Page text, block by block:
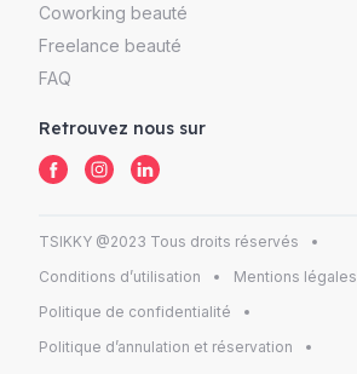
Coworking beauté
Freelance beauté
FAQ
Retrouvez nous sur
TSIKKY @2023 Tous droits réservés
Conditions d’utilisation
Mentions légales
Politique de confidentialité
Politique d’annulation et réservation